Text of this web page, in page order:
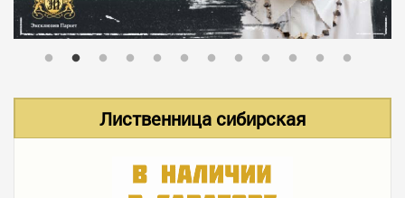
В НАЛИЧИИ
Лиственница сибирская